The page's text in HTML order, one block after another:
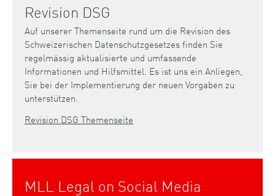
Revision DSG
Auf unserer Themenseite rund um die Revision des
Schweizerischen Datenschutzgesetzes finden Sie
regelmässig aktualisierte und umfassende
Informationen und Hilfsmittel. Es ist uns ein Anliegen,
Sie bei der Implementierung der neuen Vorgaben zu
unterstützen.
Revision DSG Themenseite
MLL Legal on Social Media